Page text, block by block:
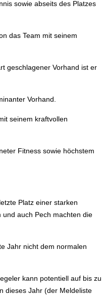
sowie abseits des Platzes
das Team mit seinem
geschlagener Vorhand ist er
Vorhand.
seinem kraftvollen
Fitness sowie höchstem
Platz einer starken
auch Pech machten die
Jahr nicht dem normalen
kann potentiell auf bis zu
dieses Jahr (der Meldeliste